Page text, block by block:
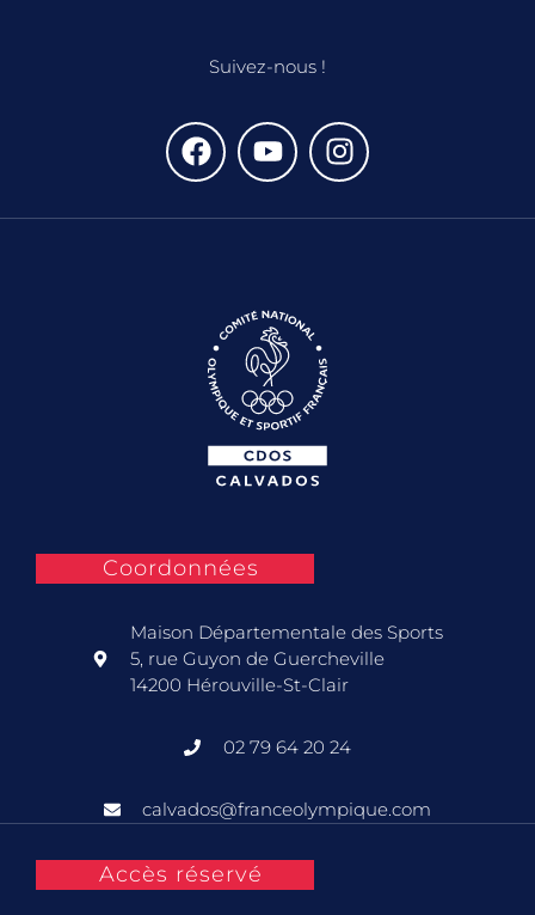
Suivez-nous !
Coordonnées
Maison Départementale des Sports
5, rue Guyon de Guercheville
14200 Hérouville-St-Clair
02 79 64 20 24
calvados@franceolympique.com
Accès réservé